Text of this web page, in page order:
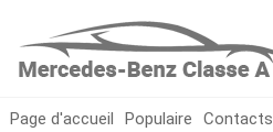
Page d'accueil Populaire Contacts